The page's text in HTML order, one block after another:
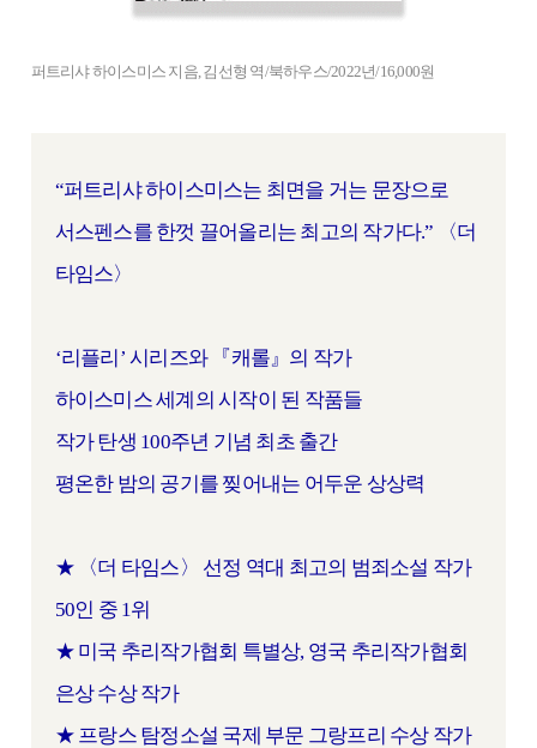
퍼트리샤 하이스미스 지음, 김선형 역/북하우스/2022년/16,000원
“퍼트리샤 하이스미스는 최면을 거는 문장으로
서스펜스를 한껏 끌어올리는 최고의 작가다.” 〈더
타임스〉
‘리플리’ 시리즈와 『캐롤』의 작가
하이스미스 세계의 시작이 된 작품들
작가 탄생 100주년 기념 최초 출간
평온한 밤의 공기를 찢어내는 어두운 상상력
★ 〈더 타임스〉 선정 역대 최고의 범죄소설 작가
50인 중 1위
★ 미국 추리작가협회 특별상, 영국 추리작가협회
은상 수상 작가
★ 프랑스 탐정소설 국제 부문 그랑프리 수상 작가